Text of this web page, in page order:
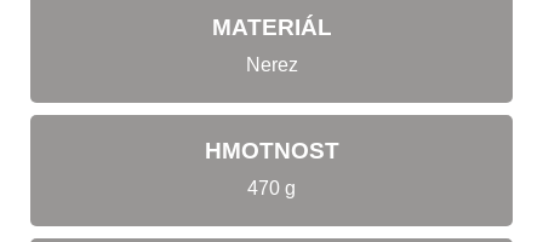
MATERIÁL
Nerez
HMOTNOST
470 g